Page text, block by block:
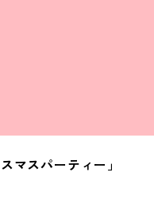
マスパーティー」